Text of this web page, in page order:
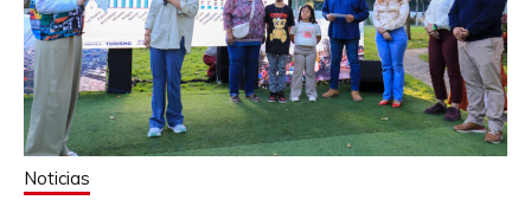
Noticias